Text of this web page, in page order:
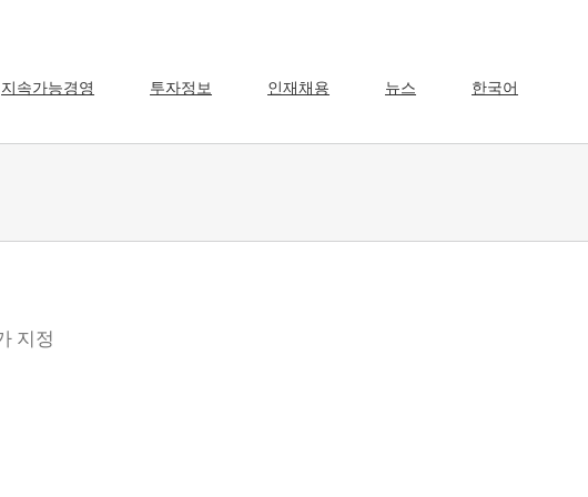
지속가능경영 투자정보 인재채용 뉴스 한국어
지정